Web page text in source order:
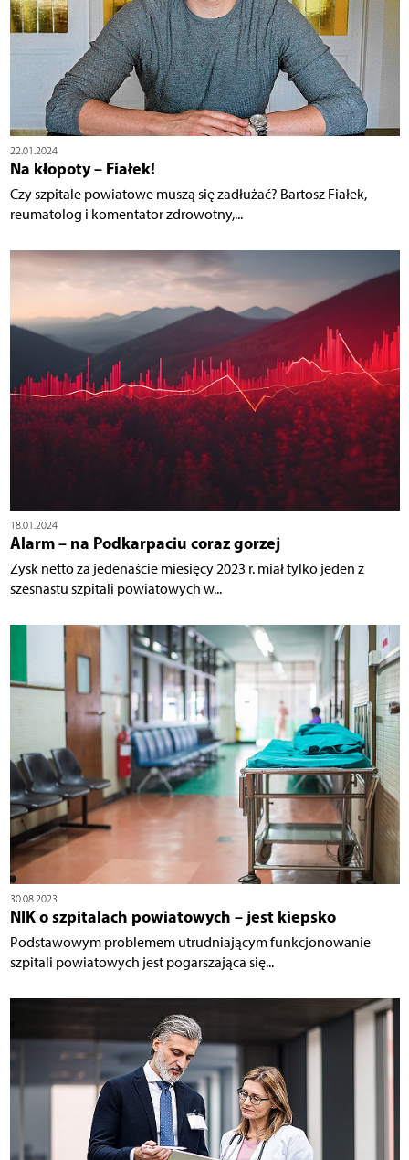
22.01.2024
Na kłopoty – Fiałek!
Czy szpitale powiatowe muszą się zadłużać? Bartosz Fiałek,
reumatolog i komentator zdrowotny,...
18.01.2024
Alarm – na Podkarpaciu coraz gorzej
Zysk netto za jedenaście miesięcy 2023 r. miał tylko jeden z
szesnastu szpitali powiatowych w...
30.08.2023
NIK o szpitalach powiatowych – jest kiepsko
Podstawowym problemem utrudniającym funkcjonowanie
szpitali powiatowych jest pogarszająca się...